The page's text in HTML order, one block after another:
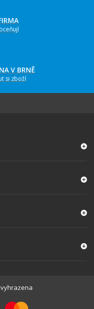
V BRNĚ
si zboží